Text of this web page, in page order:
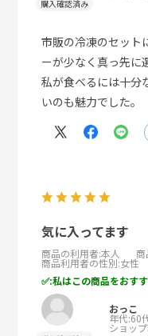
市販の冷凍のセット
ーが少なく真っ先に
私が食べるには十
いのも魅力でした。
気に入ってます
商品の利用者:本人
商品利用者の性別:女性
:私はこの商品をおすす
おっこ
年代:60
ショッ